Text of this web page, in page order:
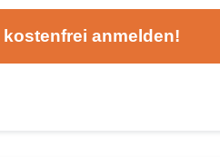
kostenfrei anmelden!